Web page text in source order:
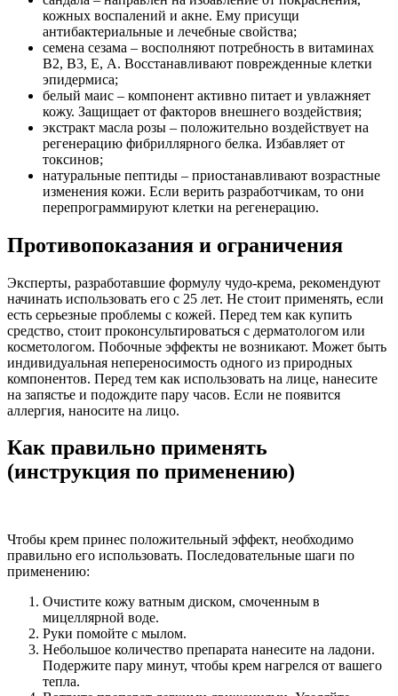
кожных воспалений и акне. Ему присущи
антибактериальные и лечебные свойства;
семена сезама – восполняют потребность в витаминах
В2, В3, Е, А. Восстанавливают поврежденные клетки
эпидермиса;
белый маис – компонент активно питает и увлажняет
кожу. Защищает от факторов внешнего воздействия;
экстракт масла розы – положительно воздействует на
регенерацию фибриллярного белка. Избавляет от
токсинов;
натуральные пептиды – приостанавливают возрастные
изменения кожи. Если верить разработчикам, то они
перепрограммируют клетки на регенерацию.
Противопоказания и ограничения
Эксперты, разработавшие формулу чудо-крема, рекомендуют
начинать использовать его с 25 лет. Не стоит применять, если
есть серьезные проблемы с кожей. Перед тем как купить
средство, стоит проконсультироваться с дерматологом или
косметологом. Побочные эффекты не возникают. Может быть
индивидуальная непереносимость одного из природных
компонентов. Перед тем как использовать на лице, нанесите
на запястье и подождите пару часов. Если не появится
аллергия, наносите на лицо.
Как правильно применять
(инструкция по применению)
Чтобы крем принес положительный эффект, необходимо
правильно его использовать. Последовательные шаги по
применению:
Очистите кожу ватным диском, смоченным в
мицеллярной воде.
Руки помойте с мылом.
Небольшое количество препарата нанесите на ладони.
Подержите пару минут, чтобы крем нагрелся от вашего
тепла.